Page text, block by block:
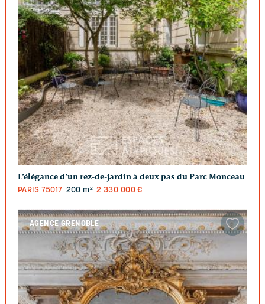
L’élégance d’un rez-de-jardin à deux pas du Parc Monceau
PARIS 75017 200 m² 2 330 000 €
AGENCE GRENOBLE